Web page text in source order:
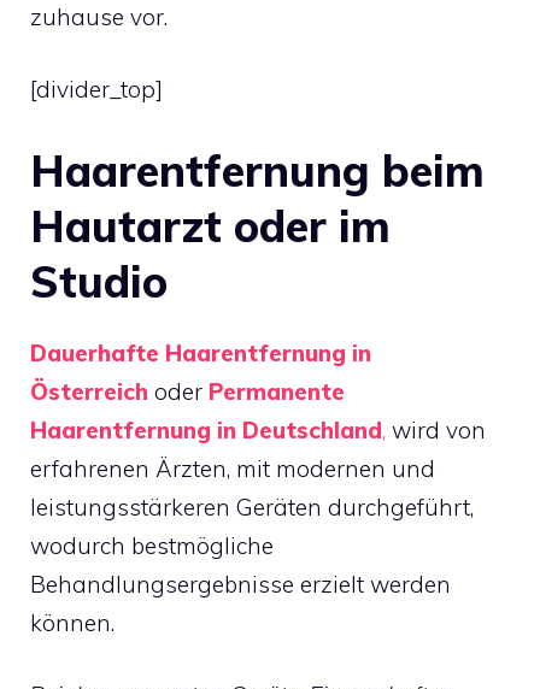
zuhause vor.
[divider_top]
Haarentfernung beim
Hautarzt oder im
Studio
Dauerhafte Haarentfernung in
Österreich oder Permanente
Haarentfernung in Deutschland, wird von
erfahrenen Ärzten, mit modernen und
leistungsstärkeren Geräten durchgeführt,
wodurch bestmögliche
Behandlungsergebnisse erzielt werden
können.